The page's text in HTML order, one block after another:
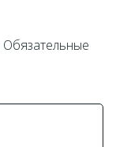
Обязательные